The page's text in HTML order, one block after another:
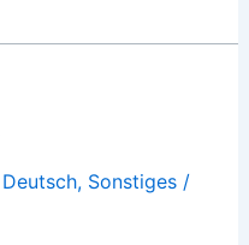
Deutsch, Sonstiges/